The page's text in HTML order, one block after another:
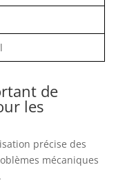
de
les
précise des
mécaniques